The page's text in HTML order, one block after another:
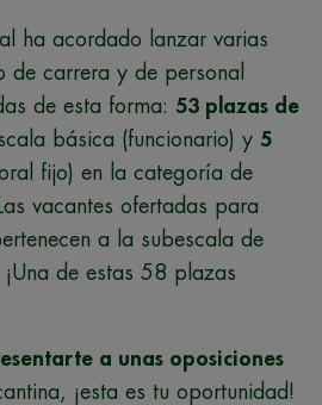
ha acordado lanzar varias
de carrera y de personal
de esta forma: 53 plazas de
básica (funcionario) y 5
fijo) en la categoría de
vacantes ofertadas para
a la subescala de
de estas 58 plazas
a unas oposiciones
¡esta es tu oportunidad!